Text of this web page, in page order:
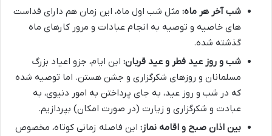
شب آخر هر ماه: مثل شب اول ماه، این زمان هم دارای قداست
های خاصیه و توصیه به انجام عبادات و مرور کارهای ماه
گذشته شده.
شب و روز عید فطر و عید قربان: این ایام، جزو اعیاد بزرگ
مسلمانان و روزهای شکرگزاری و جشن هستن. اما توصیه شده
که در شب و روز عید، به جای پرداختن به امور دنیوی، به
عبادت و شکرگزاری و زیارت (در صورت امکان) بپردازیم.
بین اذان صبح و اقامه نماز: این فاصله زمانی کوتاه، مخصوص